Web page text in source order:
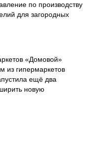
по производству
для загородных
«Домовой»
из гипермаркетов
ещё два
новую